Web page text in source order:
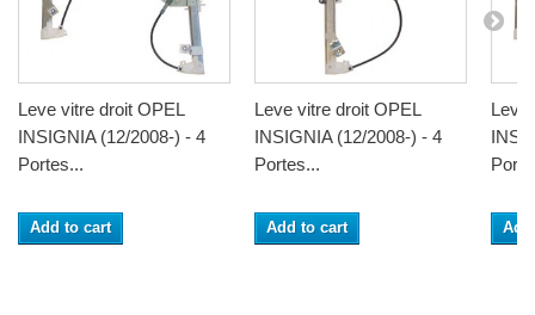
Leve vitre droit OPEL
INSIGNIA (12/2008-) - 4
Portes...
Add to cart
Leve vitre droit OPEL
INSIGNIA (12/2008-) - 4
Portes...
Add to cart
Leve